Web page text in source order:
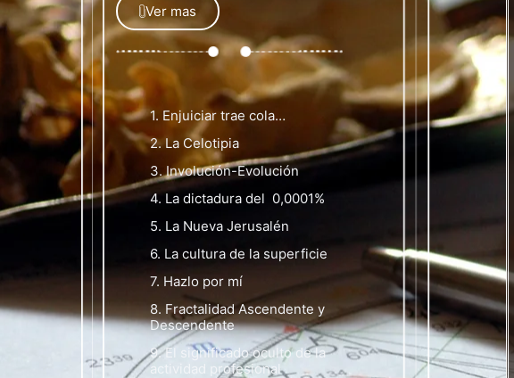
Ver mas
1. Enjuiciar trae cola…
2. La Celotipia
3. Involución-Evolución
4. La dictadura del 0,0001%
5. La Nueva Jerusalén
6. La cultura de la superficie
7. Hazlo por mí
8. Fractalidad Ascendente y
Descendente
9. El significado oculto de la
actividad profesional